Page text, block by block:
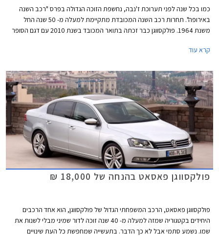
כמו בכל שנה לפני תערוכת ז'נבה, נחשפת הזוכה הגדולה בפרס "רכב השנה
באירופה". תחרות רכב השנה המכובדת מתקיימת למעלה מ- 50 שנה החל
משנת 1964. פולקסווגן כבר זכתה בתואר המכובד בשנת 2010 עם דגם הסופר
גולף. כעת תורה של פולקסווגן פאסאט החדשה לזכות בתואר הנחשק.
קרא עוד
פולקסווגן פאסאט בהנחה של 18,000 ₪
פולקסווגן פאסאט, הרכב המשפחתי הגדול של פולקסווגן, הוא אחד הרכבים
היחידים בקטגוריה שמזה למעלה מ- 40 שנה זוכה לדור שמיני מבלי לשנות את
שמו. נשמע סתמי אבל לא כך הדבר. בתעשייה שמחפשת כל העת שינויים